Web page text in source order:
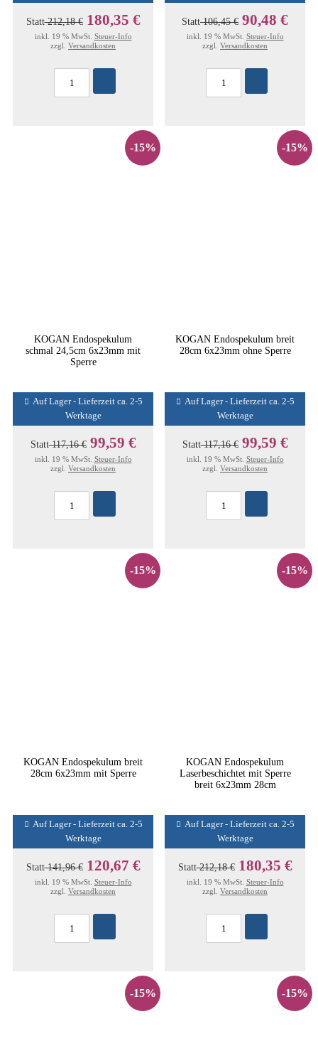
Statt212,18 € 180,35 €
inkl. 19 % MwSt. Steuer-Info
zzgl. Versandkosten
Statt106,45 € 90,48 €
inkl. 19 % MwSt. Steuer-Info
zzgl. Versandkosten
-15%
KOGAN Endospekulum
schmal 24,5cm 6x23mm mit
Sperre
Auf Lager - Lieferzeit ca. 2-5
Werktage
Statt117,16 € 99,59 €
inkl. 19 % MwSt. Steuer-Info
zzgl. Versandkosten
-15%
KOGAN Endospekulum breit
28cm 6x23mm ohne Sperre
Auf Lager - Lieferzeit ca. 2-5
Werktage
Statt117,16 € 99,59 €
inkl. 19 % MwSt. Steuer-Info
zzgl. Versandkosten
-15%
KOGAN Endospekulum breit
28cm 6x23mm mit Sperre
Auf Lager - Lieferzeit ca. 2-5
Werktage
Statt141,96 € 120,67 €
inkl. 19 % MwSt. Steuer-Info
zzgl. Versandkosten
-15%
KOGAN Endospekulum
Laserbeschichtet mit Sperre
breit 6x23mm 28cm
Auf Lager - Lieferzeit ca. 2-5
Werktage
Statt212,18 € 180,35 €
inkl. 19 % MwSt. Steuer-Info
zzgl. Versandkosten
-15% -15%